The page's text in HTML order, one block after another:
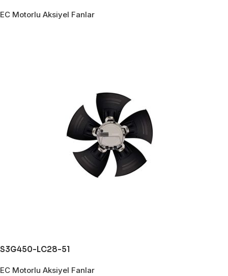
EC Motorlu Aksiyel Fanlar
S3G450-LC28-51
EC Motorlu Aksiyel Fanlar